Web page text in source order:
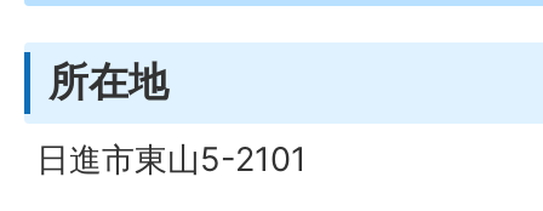
所在地
日進市東山5-2101